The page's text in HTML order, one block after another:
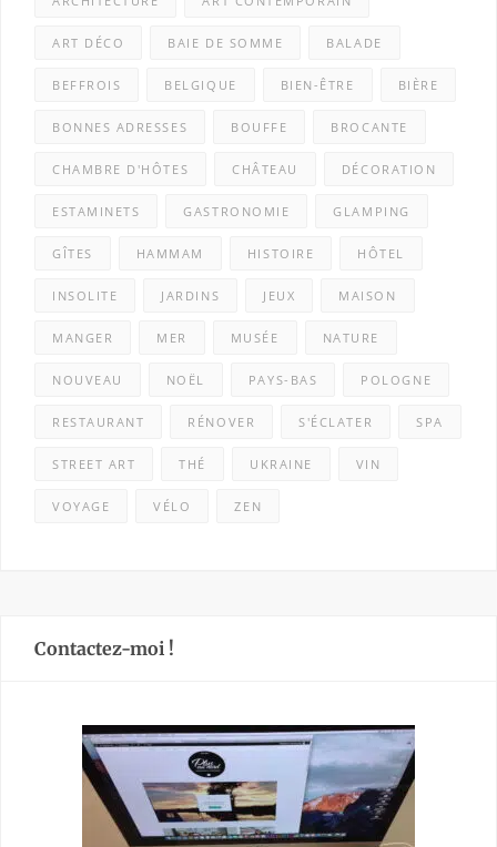
ART DÉCO BAIE DE SOMME BALADE
BEFFROIS BELGIQUE BIEN-ÊTRE BIÈRE
BONNES ADRESSES BOUFFE BROCANTE
CHAMBRE D'HÔTES CHÂTEAU DÉCORATION
ESTAMINETS GASTRONOMIE GLAMPING
GÎTES HAMMAM HISTOIRE HÔTEL
INSOLITE JARDINS JEUX MAISON
MANGER MER MUSÉE NATURE
NOUVEAU NOËL PAYS-BAS POLOGNE
RESTAURANT RÉNOVER S'ÉCLATER SPA
STREET ART THÉ UKRAINE VIN
VOYAGE VÉLO ZEN
Contactez-moi !